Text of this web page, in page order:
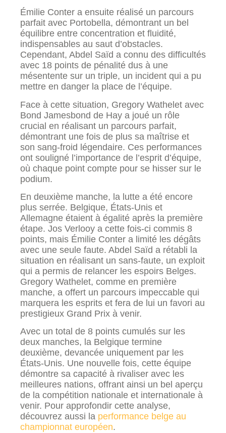
Émilie Conter a ensuite réalisé un parcours
parfait avec Portobella, démontrant un bel
équilibre entre concentration et fluidité,
indispensables au saut d’obstacles.
Cependant, Abdel Saïd a connu des difficultés
avec 18 points de pénalité dus à une
mésentente sur un triple, un incident qui a pu
mettre en danger la place de l’équipe.
Face à cette situation, Gregory Wathelet avec
Bond Jamesbond de Hay a joué un rôle
crucial en réalisant un parcours parfait,
démontrant une fois de plus sa maîtrise et
son sang-froid légendaire. Ces performances
ont souligné l’importance de l’esprit d’équipe,
où chaque point compte pour se hisser sur le
podium.
En deuxième manche, la lutte a été encore
plus serrée. Belgique, États-Unis et
Allemagne étaient à égalité après la première
étape. Jos Verlooy a cette fois-ci commis 8
points, mais Émilie Conter a limité les dégâts
avec une seule faute. Abdel Saïd a rétabli la
situation en réalisant un sans-faute, un exploit
qui a permis de relancer les espoirs Belges.
Gregory Wathelet, comme en première
manche, a offert un parcours impeccable qui
marquera les esprits et fera de lui un favori au
prestigieux Grand Prix à venir.
Avec un total de 8 points cumulés sur les
deux manches, la Belgique termine
deuxième, devancée uniquement par les
États-Unis. Une nouvelle fois, cette équipe
démontre sa capacité à rivaliser avec les
meilleures nations, offrant ainsi un bel aperçu
de la compétition nationale et internationale à
venir. Pour approfondir cette analyse,
découvrez aussi la performance belge au
championnat européen.